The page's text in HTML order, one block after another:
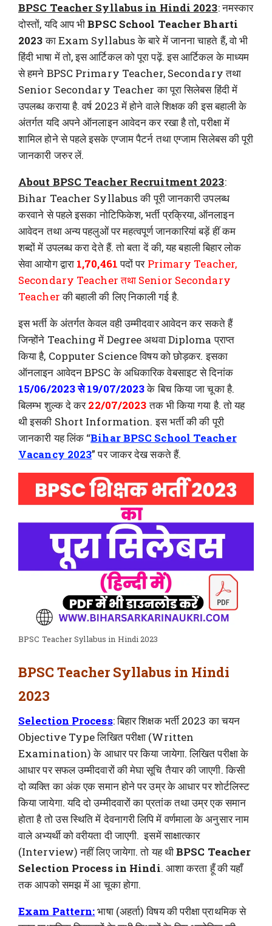
BPSC Teacher Syllabus in Hindi 2023: नमस्कार
दोस्तों, यदि आप भीBPSC School Teacher Bharti
2023का Exam Syllabus के बारे में जानना चाहते हैं, वो भी
हिंदी भाषा में तो, इस आर्टिकल को पूरा पढ़ें. इस आर्टिकल के माध्यम
से हमने BPSC Primary Teacher, Secondary तथा
Senior Secondary Teacher का पूरा सिलेबस हिंदी में
उपलब्ध कराया है. वर्ष 2023 में होने वाले शिक्षक की इस बहाली के
अंतर्गत यदि अपने ऑनलाइन आवेदन कर रखा है तो, परीक्षा में
शामिल होने से पहले इसके एग्जाम पैटर्न तथा एग्जाम सिलेबस की पूरी
जानकारी जरुर लें.
About BPSC Teacher Recruitment 2023:
Bihar Teacher Syllabus की पूरी जानकारी उपलब्ध
करवाने से पहले इसका नोटिफिकेश, भर्ती प्रक्रिया, ऑनलाइन
आवेदन तथा अन्य पहलुओं पर महत्वपूर्ण जानकारियां बड़ें हीं कम
शब्दों में उपलब्ध करा देते हैं. तो बता दें की, यह बहाली बिहार लोक
सेवा आयोग द्वारा 1,70,461पदों परPrimary Teacher,
Secondary Teacher तथा Senior Secondary
Teacherकी बहाली की लिए निकाली गई है.
इस भर्ती के अंतर्गत केवल वही उम्मीदवार आवेदन कर सकते हैं
जिन्होंने Teaching में Degree अथवा Diploma प्राप्त
किया है, Copputer Science विषय को छोड़कर. इसका
ऑनलाइन आवेदन BPSC के अधिकारिक वेबसाइट से दिनांक
15/06/2023 से 19/07/2023के बिच किया जा चूका है.
बिलम्भ शुल्क दे कर22/07/2023तक भी किया गया है. तो यह
थी इसकी Short Information. इस भर्ती की की पूरी
जानकारी यह लिंक “Bihar BPSC School Teacher
Vacancy 2023” पर जाकर देख सकते हैं.
BPSC Teacher Syllabus in Hindi 2023
BPSC Teacher Syllabus in Hindi
2023
Selection Process: बिहार शिक्षक भर्ती 2023 का चयन
Objective Type लिखित परीक्षा (Written
Examination) के आधार पर किया जायेगा. लिखित परीक्षा के
आधार पर सफल उम्मीदवारों की मेघा सूचि तैयार की जाएगी. किसी
दो व्यक्ति का अंक एक समान होने पर उम्र के आधार पर शोर्टलिस्ट
किया जायेगा. यदि दो उम्मीदवारों का प्रतांक तथा उम्र एक समान
होता है तो उस स्थिति में देवनागरी लिपि में वर्णमाला के अनुसार नाम
वाले अभ्यर्थी को वरीयता दी जाएगी. इसमें साक्षात्कार
(Interview) नहीं लिए जायेगा. तो यह थीBPSC Teacher
Selection Process in Hindi. आशा करता हूँ की यहाँ
तक आपको समझ में आ चूका होगा.
Exam Pattern:भाषा (अहर्ता) विषय की परीक्षा प्राथमिक से